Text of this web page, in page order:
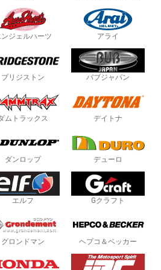
ンジェルハーツ アライ
ブリジストン バブジャパン
ムトラックス デイトナ
ダンロップ デューロ
エルフ Gクラフト
グロンドマン ヘプコ＆ベッカー